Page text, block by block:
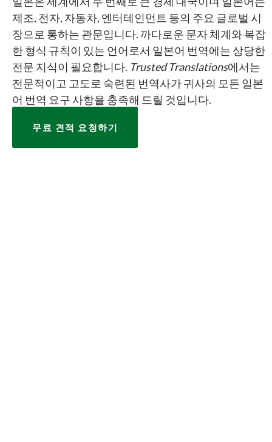
제조, 전자, 자동차, 엔터테인먼트 등의 주요 글로벌 시
장으로 통하는 관문입니다. 까다로운 문자 체계와 복잡
한 형식 규칙이 있는 언어로서 일본어 번역에는 상당한
전문 지식이 필요합니다. Trusted Translations에서는
전문적이고 고도로 숙련된 번역사가 귀사의 모든 일본
어 번역 요구 사항을 충족해 드릴 것입니다.
무료 견적 요청하기